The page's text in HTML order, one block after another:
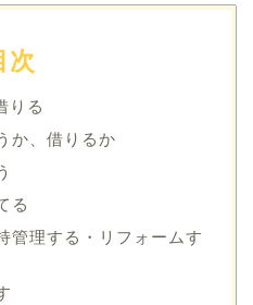
次
りる
か、借りるか
る
管理する・リフォームす